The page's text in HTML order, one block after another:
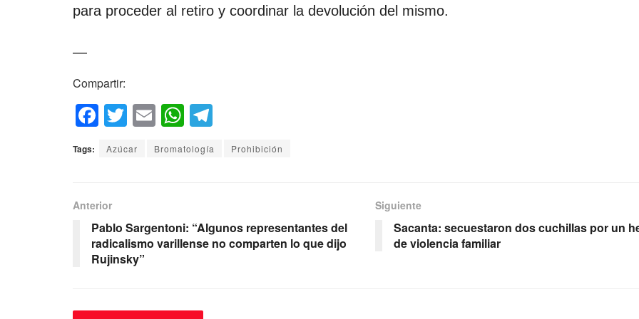
para proceder al retiro y coordinar la devolución del mismo.
—
Compartir:
F
a
c
b
o
o
k
T
wi
tt
E
m
ail
W
h
at
p
p
el
e
m
Tags: Azúcar Bromatología Prohibición
Anterior
Pablo Sargentoni: “Algunos representantes del
radicalismo varillense no comparten lo que dijo
Rujinsky”
Siguiente
Sacanta: secuestaron dos cuchillas por un
de violencia familiar